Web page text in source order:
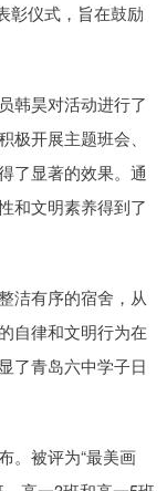
彰仪式，旨在鼓励
韩昊对活动进行了
开展主题班会、
了显著的效果。通
和文明素养得到了
洁有序的宿舍，从
自律和文明行为在
了青岛六中学子日
。被评为“最美画